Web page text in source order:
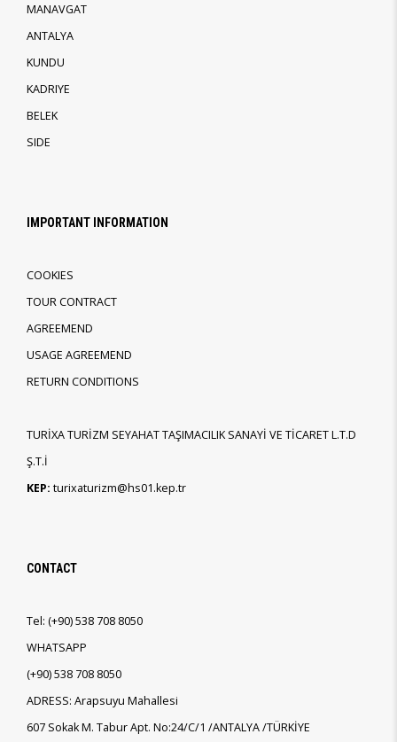
MANAVGAT
ANTALYA
KUNDU
KADRIYE
BELEK
SIDE
IMPORTANT INFORMATION
COOKIES
TOUR CONTRACT
AGREEMEND
USAGE AGREEMEND
RETURN CONDITIONS
TURİXA TURİZM SEYAHAT TAŞIMACILIK SANAYİ VE TİCARET L.T.D
Ş.T.İ
KEP: turixaturizm@hs01.kep.tr
CONTACT
Tel: (+90)538 708 8050
WHATSAPP
(+90)538 708 8050
ADRESS: Arapsuyu Mahallesi
607 Sokak M. Tabur Apt. No:24/C/1 /ANTALYA /TÜRKİYE